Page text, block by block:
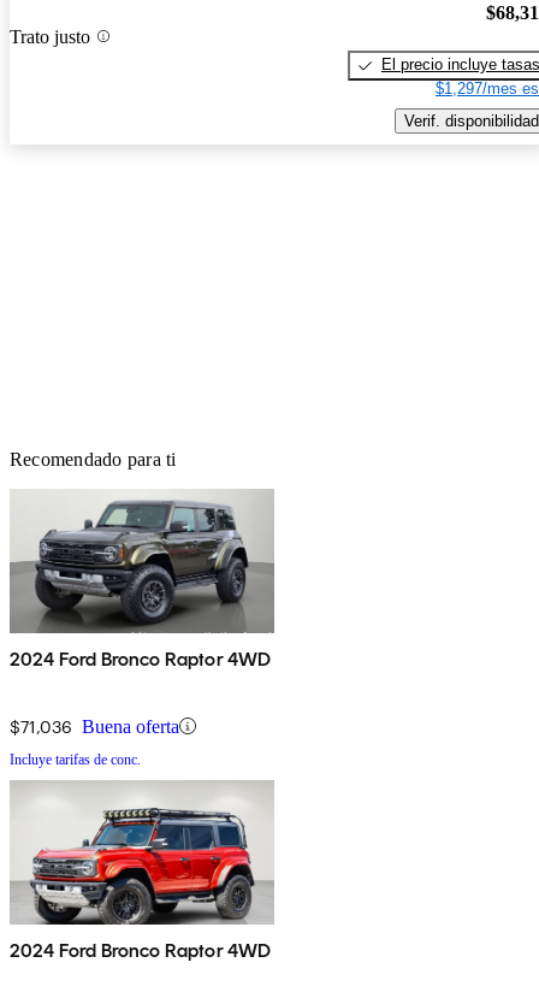
Trato justo
El precio incluye tasas
$1,297/mes
Verif. disponibilidad
Recomendado para ti
2024 Ford Bronco Raptor 4WD
$71,036 Buena oferta
Incluye tarifas de conc.
2024 Ford Bronco Raptor 4WD